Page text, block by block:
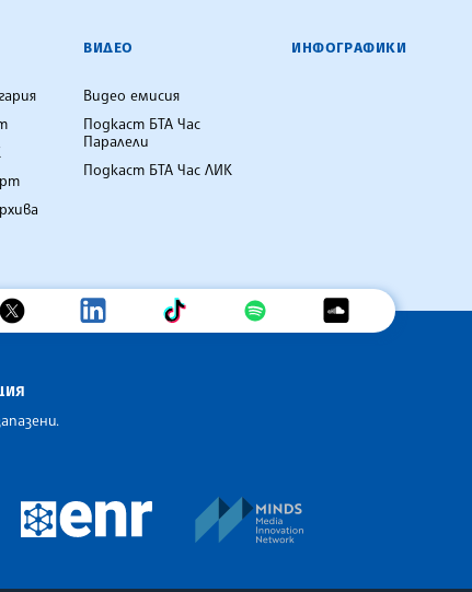
ВИДЕО
Видео емисия
Подкаст БТА Час
Паралели
Подкаст БТА Час ЛИК
ИНФОГРАФИКИ
News Agencies Southeast Europe
Alliance of News Agencies
European Newsroom MINDS Media